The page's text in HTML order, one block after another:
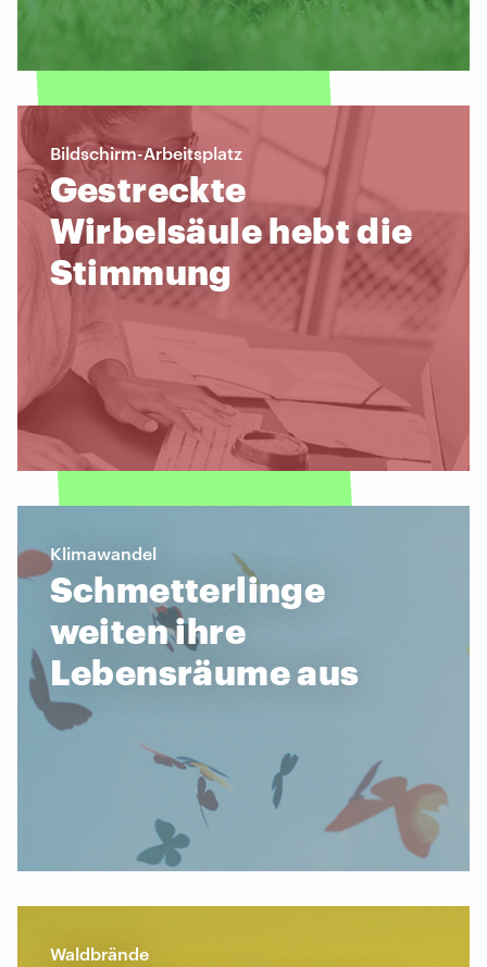
Bildschirm-Arbeitsplatz
Gestreckte
Wirbelsäule hebt die
Stimmung
Klimawandel
Schmetterlinge
weiten ihre
Lebensräume aus
Waldbrände